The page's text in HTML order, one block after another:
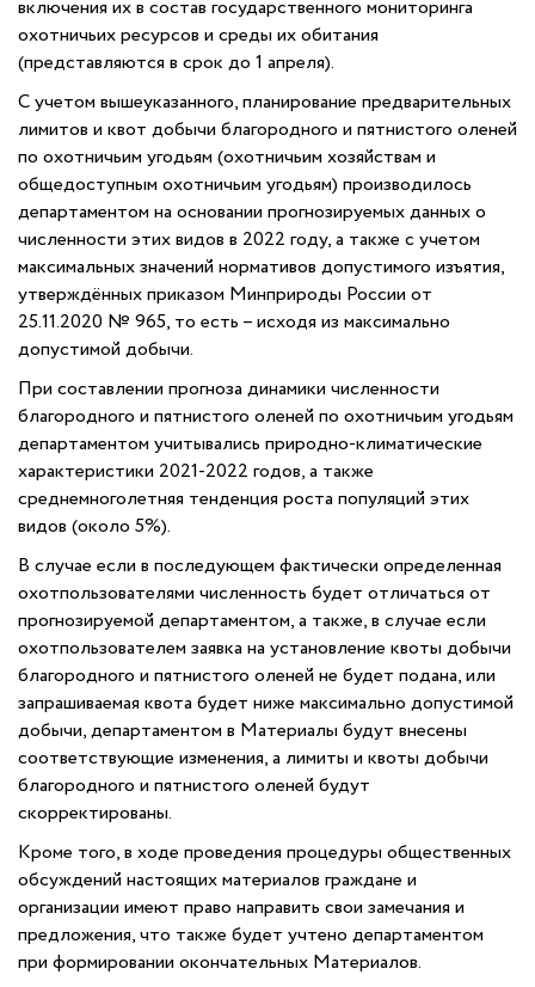
включения их в состав государственного мониторинга
охотничьих ресурсов и среды их обитания
(представляются в срок до 1 апреля).
С учетом вышеуказанного, планирование предварительных
лимитов и квот добычи благородного и пятнистого оленей
по охотничьим угодьям (охотничьим хозяйствам и
общедоступным охотничьим угодьям) производилось
департаментом на основании прогнозируемых данных о
численности этих видов в 2022 году, а также с учетом
максимальных значений нормативов допустимого изъятия,
утверждённых приказом Минприроды России от
25.11.2020 № 965, то есть – исходя из максимально
допустимой добычи.
При составлении прогноза динамики численности
благородного и пятнистого оленей по охотничьим угодьям
департаментом учитывались природно-климатические
характеристики 2021-2022 годов, а также
среднемноголетняя тенденция роста популяций этих
видов (около 5%).
В случае если в последующем фактически определенная
охотпользователями численность будет отличаться от
прогнозируемой департаментом, а также, в случае если
охотпользователем заявка на установление квоты добычи
благородного и пятнистого оленей не будет подана, или
запрашиваемая квота будет ниже максимально допустимой
добычи, департаментом в Материалы будут внесены
соответствующие изменения, а лимиты и квоты добычи
благородного и пятнистого оленей будут
скорректированы.
Кроме того, в ходе проведения процедуры общественных
обсуждений настоящих материалов граждане и
организации имеют право направить свои замечания и
предложения, что также будет учтено департаментом
при формировании окончательных Материалов.